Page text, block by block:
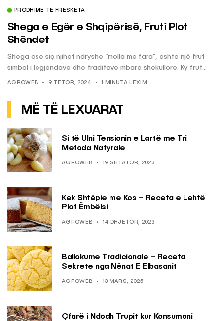
PRODHIME TË FRESKËTA
Shega e Egër e Shqipërisë, Fruti Plot
Shëndet
Shega ose siç njihet ndryshe “molla me fara”, është një frut
simbol i legjendave dhe traditave mbarë shekullore. Ky frut...
AGROWEB 9 TETOR, 2024 1 MINUTA LEXIM
MË TË LEXUARAT
Si të Ulni Tensionin e Lartë me Tri
Metoda Natyrale
AGROWEB 19 SHTATOR, 2023
Kek Shtëpie me Kos – Receta e Lehtë
Plot Ëmbëlsi
AGROWEB 14 DHJETOR, 2023
Ballokume Tradicionale – Receta
Sekrete nga Nënat E Elbasanit
AGROWEB 13 MARS, 2025
Çfarë i Ndodh Trupit kur Konsumoni